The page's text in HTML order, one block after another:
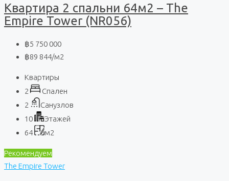
Квартира 2 спальни 64м2 – The
Empire Tower (NR056)
฿5 750 000
฿89 844/м2
Квартиры
2
Спален
2
Санузлов
10
Этажей
64
м2
Рекомендуем
The Empire Tower